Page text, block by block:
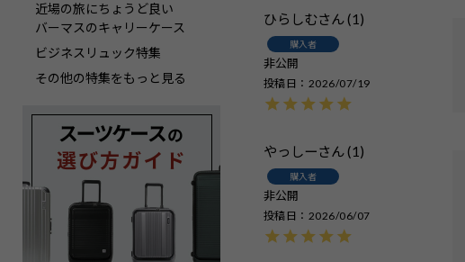
近場の旅にちょうど良い
バーマスのキャリーケース
ビジネスリュック特集
その他の特集をもっと見る
ひらしむ 1
購入者
非公開
投稿日 2026/07/19
やっしー 1
購入者
非公開
投稿日 2026/06/07